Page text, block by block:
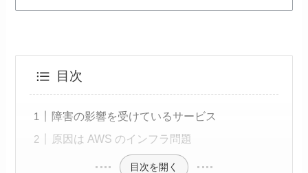
目次
障害の影響を受けているサービス
原因は AWS のインフラ問題
目次を開く